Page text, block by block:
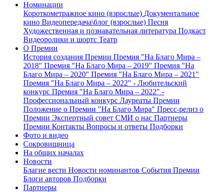
Номинации
Короткометражное кино (взрослые) Документальное
кино Видеопередача\блог (взрослые) Песня
Художественная и познавательная литература Подкаст
Видеоролики и шортс Театр
О Премии
История создания Премии Премия "На Благо Мира –
2018" Премия "На Благо Мира – 2019" Премия "На
Благо Мира – 2020" Премия "На Благо Мира – 2021"
Премия "На Благо Мира – 2022" - Любительский
конкурс Премия "На Благо Мира – 2022" -
Профессиональный конкурс Лауреаты Премии
Положение о Премии "На Благо Мира" Пресс-релиз о
Премии Экспертный совет СМИ о нас Партнеры
Премии Контакты Вопросы и ответы Подборки
Фото и видео
Сокровищница
На общих началах
Новости
Благие вести Новости номинантов События Премии
Блоги авторов Подборки
Партнеры